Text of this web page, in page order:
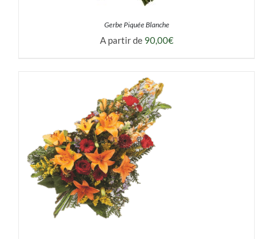
Gerbe Piquée Blanche
A partir de 90,00€